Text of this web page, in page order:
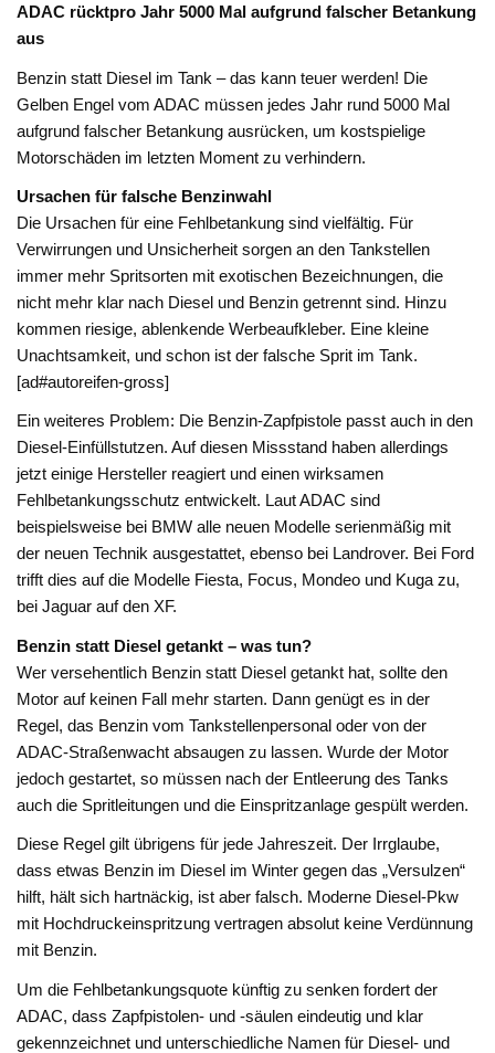
ADAC rücktpro Jahr 5000 Mal aufgrund falscher Betankung
aus
Benzin statt Diesel im Tank – das kann teuer werden! Die
Gelben Engel vom ADAC müssen jedes Jahr rund 5000 Mal
aufgrund falscher Betankung ausrücken, um kostspielige
Motorschäden im letzten Moment zu verhindern.
Ursachen für falsche Benzinwahl
Die Ursachen für eine Fehlbetankung sind vielfältig. Für
Verwirrungen und Unsicherheit sorgen an den Tankstellen
immer mehr Spritsorten mit exotischen Bezeichnungen, die
nicht mehr klar nach Diesel und Benzin getrennt sind. Hinzu
kommen riesige, ablenkende Werbeaufkleber. Eine kleine
Unachtsamkeit, und schon ist der falsche Sprit im Tank.
[ad#autoreifen-gross]
Ein weiteres Problem: Die Benzin-Zapfpistole passt auch in den
Diesel-Einfüllstutzen. Auf diesen Missstand haben allerdings
jetzt einige Hersteller reagiert und einen wirksamen
Fehlbetankungsschutz entwickelt. Laut ADAC sind
beispielsweise bei BMW alle neuen Modelle serienmäßig mit
der neuen Technik ausgestattet, ebenso bei Landrover. Bei Ford
trifft dies auf die Modelle Fiesta, Focus, Mondeo und Kuga zu,
bei Jaguar auf den XF.
Benzin statt Diesel getankt – was tun?
Wer versehentlich Benzin statt Diesel getankt hat, sollte den
Motor auf keinen Fall mehr starten. Dann genügt es in der
Regel, das Benzin vom Tankstellenpersonal oder von der
ADAC-Straßenwacht absaugen zu lassen. Wurde der Motor
jedoch gestartet, so müssen nach der Entleerung des Tanks
auch die Spritleitungen und die Einspritzanlage gespült werden.
Diese Regel gilt übrigens für jede Jahreszeit. Der Irrglaube,
dass etwas Benzin im Diesel im Winter gegen das „Versulzen“
hilft, hält sich hartnäckig, ist aber falsch. Moderne Diesel-Pkw
mit Hochdruckeinspritzung vertragen absolut keine Verdünnung
mit Benzin.
Um die Fehlbetankungsquote künftig zu senken fordert der
ADAC, dass Zapfpistolen- und -säulen eindeutig und klar
gekennzeichnet und unterschiedliche Namen für Diesel- und